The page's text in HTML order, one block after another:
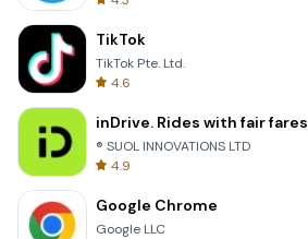
TikTok
TikTok Pte. Ltd.
4.6
inDrive. Rides with fair fares
® SUOL INNOVATIONS LTD
4.9
Google Chrome
Google LLC